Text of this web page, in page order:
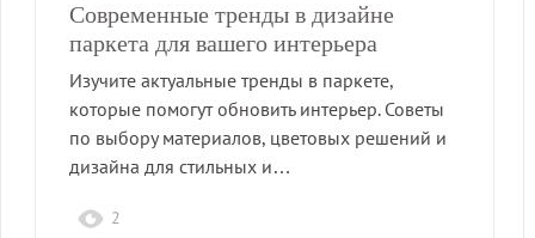
Современные тренды в дизайне
паркета для вашего интерьера
Изучите актуальные тренды в паркете,
которые помогут обновить интерьер. Советы
по выбору материалов, цветовых решений и
дизайна для стильных и…
2